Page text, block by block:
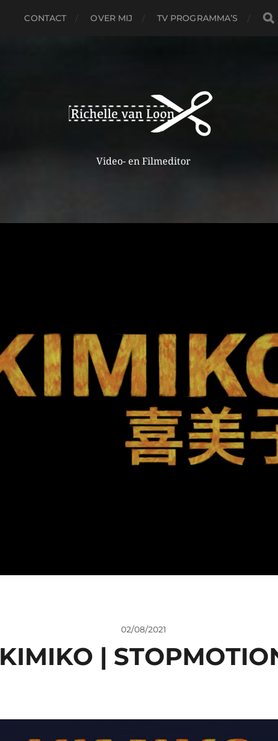
CONTACT OVER MIJ TV PROGRAMMA’S
Video- en Filmeditor
02/08/2021
KIMIKO |